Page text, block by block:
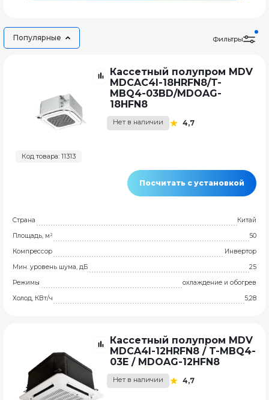
Популярные Фильтры
Код товара: 11313
Кассетный полупром MDV
MDCAС4I-18HRFN8/T-
MBQ4-03BD/MDOAG-
18HFN8
Нет в наличии 4,7
Посчитать с установкой
Страна
Китай
Площадь, м²
50
Компрессор
Инвертор
Мин. уровень шума, дБ
25
Режимы
охлаждение и обогрев
Холод, КВт/ч
5,28
Кассетный полупром MDV
MDCA4I-12HRFN8 / T-MBQ4-
03E / MDOAG-12HFN8
Нет в наличии 4,7